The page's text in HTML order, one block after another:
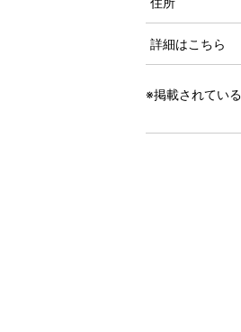
詳細はこちら
※掲載されてい